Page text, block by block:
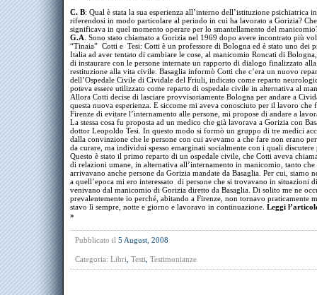
C. B: Qual è stata la sua esperienza all’interno dell’istituzione psichiatrica
riferendosi in modo particolare al periodo in cui ha lavorato a Gorizia? Che
significava in quel momento operare per lo smantellamento del
G.A . Sono stato chiamato a Gorizia nel 1969 dopo avere incontrato più
“Tinaia” Cotti e Tesi: Cotti è un professore di Bologna ed è stato uno dei
Italia ad aver tentato di cambiare le cose, al manicomio Roncati di
di instaurare con le persone internate un rapporto di dialogo finalizzato
restituzione alla vita civile. Basaglia informò Cotti che c’era un nuovo
dell’Ospedale Civile di Cividale del Friuli, indicato come reparto
poteva essere utilizzato come reparto di ospedale civile in alternativa al
Allora Cotti decise di lasciare provvisoriamente Bologna per andare a
questa nuova esperienza. E siccome mi aveva conosciuto per il lavoro che
Firenze di evitare l’internamento alle persone, mi propose di andare a
La stessa cosa fu proposta ad un medico che già lavorava a Gorizia con
dottor Leopoldo Tesi. In questo modo si formò un gruppo di tre medici
dalla convinzione che le persone con cui avevamo a che fare non erano
da curare, ma individui spesso emarginati socialmente con i quali
Questo è stato il primo reparto di un ospedale civile, che Cotti aveva
di relazioni umane, in alternativa all’internamento in manicomio, tanto
arrivavano anche persone da Gorizia mandate da Basaglia. Per cui, siamo
a quell’epoca mi ero interessato di persone che si trovavano in situazioni
venivano dal manicomio di Gorizia diretto da Basaglia. Di solito me ne
prevalentemente io perché, abitando a Firenze, non tornavo praticamente
stavo lì sempre, notte e giorno e lavoravo in continuazione. Leggi
»
Pubblicato il 5 August, 2008
Categoria: Libri Testi Testimonianze